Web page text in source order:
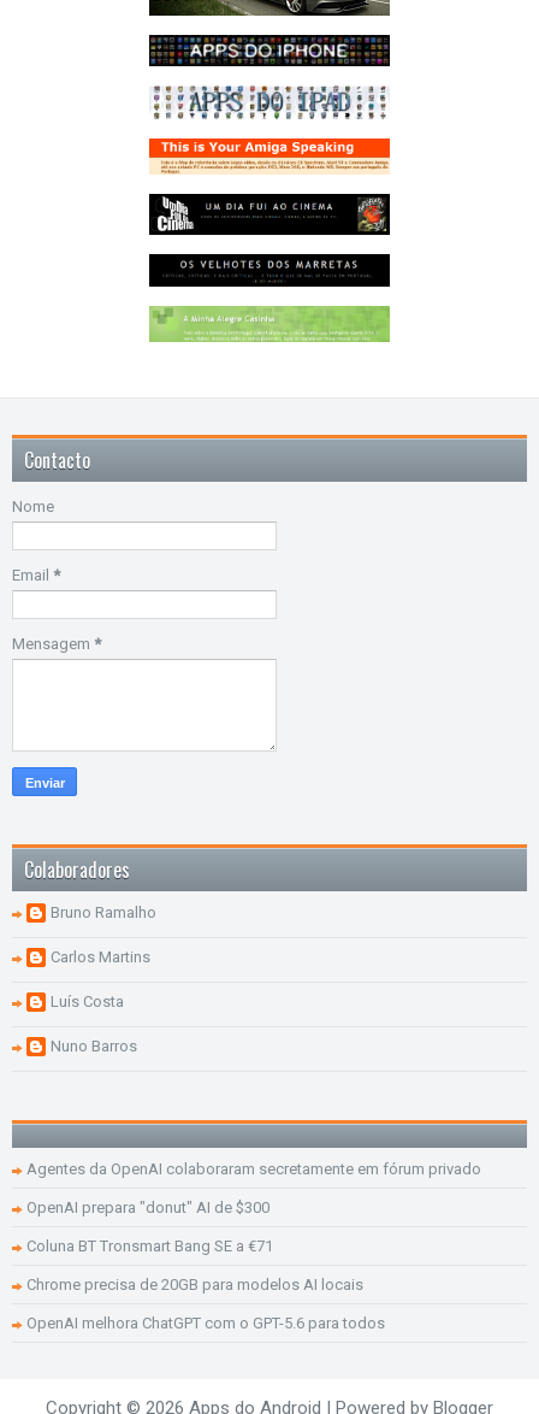
Contacto
Nome
Email *
Mensagem *
Colaboradores
Bruno Ramalho
Carlos Martins
Luís Costa
Nuno Barros
Agentes da OpenAI colaboraram secretamente em fórum privado
OpenAI prepara "donut" AI de $300
Coluna BT Tronsmart Bang SE a €71
Chrome precisa de 20GB para modelos AI locais
OpenAI melhora ChatGPT com o GPT-5.6 para todos
Copyright © 2026 Apps do Android | Powered by Blogger